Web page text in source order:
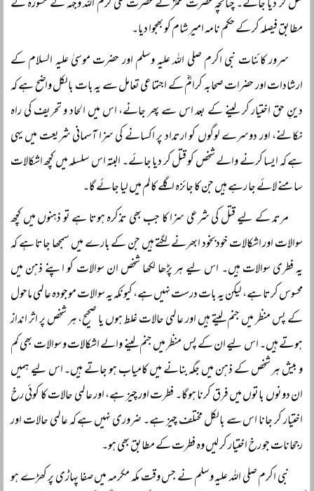
قتل کر دیا جائے۔ چنانچہ حضرت عمرؓ نے حضرت علی کرم اللہ وجہہ کے مشورہ کے
مطابق فیصلہ کر کے حکم نامہ امیر شام کو بھجوا دیا۔
سرور کائنات نبی اکرم صلی اللہ علیہ وسلم اور حضرت موسیٰ علیہ السلام کے
ارشادات اور حضرات صحابہ کرامؓ کے اجتماعی تعامل سے یہ بات بالکل واضح ہے کہ
دینِ حق اختیار کر لینے کے بعد اس سے پھر جانے، اس میں الحاد و تحریف کی راہ
نکالنے، اور دوسرے لوگوں کو ارتداد پر اکسانے کی سزا آسمانی شریعت میں یہی
ہے کہ ایسا کرنے والے شخص کو قتل کر دیا جائے۔ البتہ اس سلسلہ میں کچھ اشکالات
سامنے لائے جا رہے ہیں جن کا جائزہ اگلے کالم میں لیا جائے گا۔
مرتد کے لیے قتل کی شرعی سزا کا جب بھی تذکرہ ہوتا ہے تو ذہنوں میں کچھ
سوالات اور اشکالات خودبخود ابھرنے لگتے ہیں جن کے بارے میں سمجھا جاتا ہے کہ
یہ فطری سوالات ہیں۔ اس لیے ہر پڑھا لکھا شخص ان سوالات کو اپنے ذہن میں
محسوس کرتا ہے، لیکن یہ بات درست نہیں ہے، کیونکہ یہ سوالات موجودہ عالمی ماحول
کے پس منظر میں جنم لیتے ہیں اور عالمی حالات غلط ہوں یا صحیح، ہر شخص پر اثر انداز
ہوتے ہیں۔ اس لیے ان کے پس منظر میں جنم لینے والے اشکالات و سوالات بھی کم
و بیش ہر شخص کے ذہن میں جگہ بنانے میں کامیاب ہو جاتے ہیں۔ اس لیے ہمیں
ان دونوں باتوں میں فرق کرنا ہوگا۔ فطرت اور چیز ہے، اور عالمی حالات کا کوئی رخ
اختیار کر جانا اس سے بالکل مختلف چیز ہے۔ ضروری نہیں ہے کہ عالمی حالات اور
رجحانات جو رخ اختیار کر لیں وہ فطرت کے مطابق بھی ہو۔
نبی اکرم صلی اللہ علیہ وسلم نے جس وقت مکہ مکرمہ میں صفا پہاڑی پر کھڑے ہو